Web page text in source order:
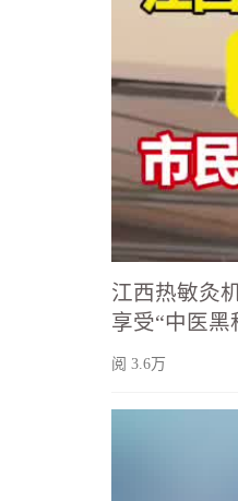
江西热敏灸
享受“中医黑
阅 3.6万